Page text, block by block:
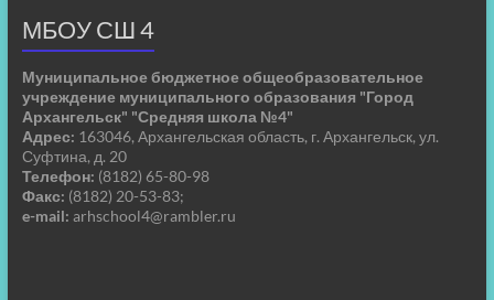
МБОУ СШ 4
Муниципальное бюджетное общеобразовательное
учреждение муниципального образования "Город
Архангельск" "Средняя школа №4"
Адрес: 163046, Архангельская область, г. Архангельск, ул.
Суфтина, д. 20
Телефон: (8182) 65-80-98
Факс: (8182) 20-53-83;
e-mail: arhschool4@rambler.ru